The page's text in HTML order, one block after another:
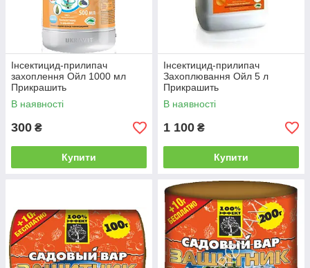
Інсектицид-прилипач
захоплення Ойл 1000 мл
Прикрашить
В наявності
300 ₴
Купити
Інсектицид-прилипач
Захоплювання Ойл 5 л
Прикрашить
В наявності
1 100 ₴
Купити